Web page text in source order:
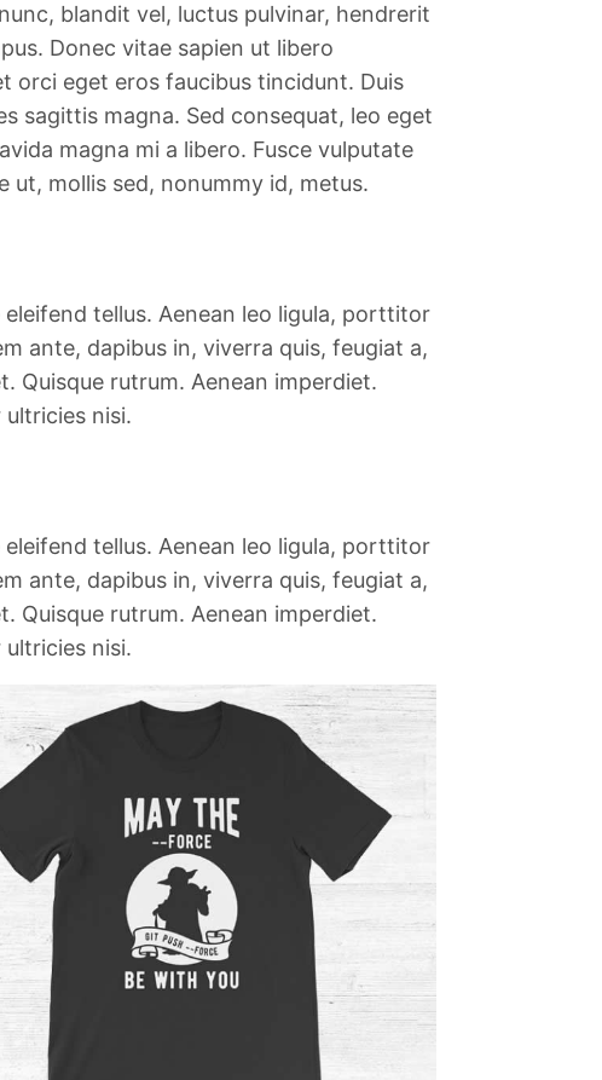
blandit vel, luctus pulvinar, hendrerit
Donec vitae sapien ut libero
orci eget eros faucibus tincidunt. Duis
sagittis magna. Sed consequat, leo eget
magna mi a libero. Fusce vulputate
ut, mollis sed, nonummy id, metus.
tellus. Aenean leo ligula, porttitor
ante, dapibus in, viverra quis, feugiat a,
Quisque rutrum. Aenean imperdiet.
nisi.
tellus. Aenean leo ligula, porttitor
ante, dapibus in, viverra quis, feugiat a,
Quisque rutrum. Aenean imperdiet.
nisi.